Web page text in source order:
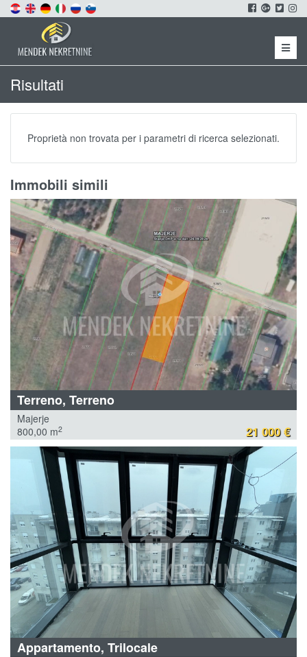
Menu
Risultati
Proprietà non trovata per i parametri di ricerca selezionati.
Immobili simili
Terreno, Terreno
Majerje
800,00 m2 21 000 €
Appartamento, Trilocale